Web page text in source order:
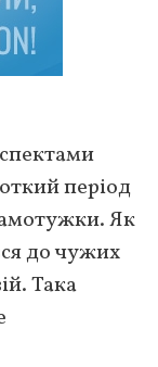
період
Як
до чужих
Така